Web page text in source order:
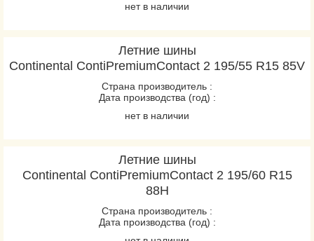
нет в наличии
Летние шины
Continental ContiPremiumContact 2 195/55 R15 85V
Страна производитель :
Дата производства (год) :
нет в наличии
Летние шины
Continental ContiPremiumContact 2 195/60 R15
88H
Страна производитель :
Дата производства (год) :